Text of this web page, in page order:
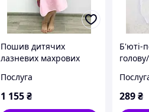
Пошив дитячих
лазневих махрових
Послуга
1 155 ₴
Б'юті-
289₴